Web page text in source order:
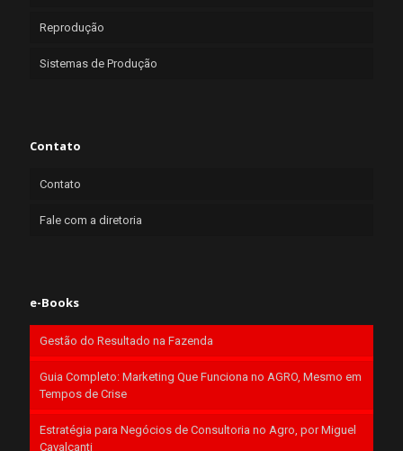
Reprodução
Sistemas de Produção
Contato
Contato
Fale com a diretoria
e-Books
Gestão do Resultado na Fazenda
Guia Completo: Marketing Que Funciona no AGRO, Mesmo em
Tempos de Crise
Estratégia para Negócios de Consultoria no Agro, por Miguel
Cavalcanti